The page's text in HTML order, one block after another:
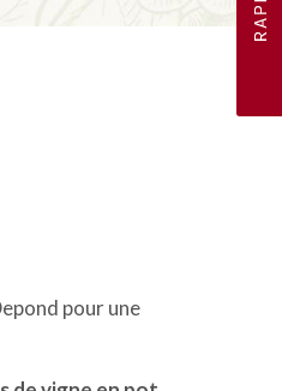
pour une